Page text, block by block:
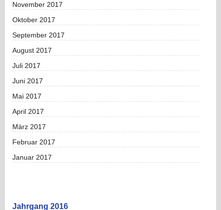
November 2017
Oktober 2017
September 2017
August 2017
Juli 2017
Juni 2017
Mai 2017
April 2017
März 2017
Februar 2017
Januar 2017
Jahrgang 2016